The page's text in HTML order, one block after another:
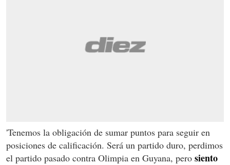
'Tenemos la obligación de sumar puntos para seguir en
posiciones de calificación. Será un partido duro, perdimos
el partido pasado contra Olimpia en Guyana, pero siento